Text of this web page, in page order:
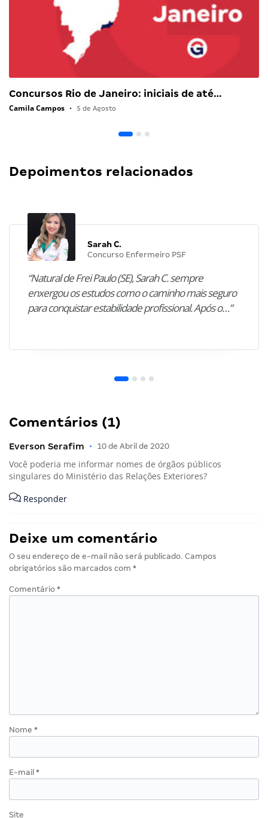
Concursos Rio de Janeiro: iniciais de até…
Camila Campos • 5 de Agosto
Depoimentos relacionados
Sarah C.
Concurso Enfermeiro PSF
“Natural de Frei Paulo (SE), Sarah C. sempre
enxergou os estudos como o caminho mais seguro
para conquistar estabilidade profissional. Após o…”
Comentários (1)
Everson Serafim • 10 de Abril de 2020
Você poderia me informar nomes de órgãos públicos
singulares do Ministério das Relações Exteriores?
Responder
Deixe um comentário
O seu endereço de e-mail não será publicado. Campos
obrigatórios são marcados com *
Comentário *
Nome *
E-mail *
Site